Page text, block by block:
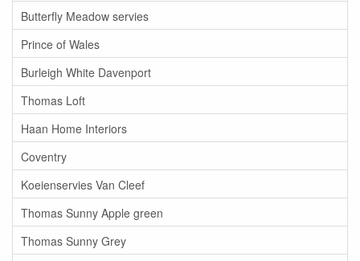
Butterfly Meadow servies
Prince of Wales
Burleigh White Davenport
Thomas Loft
Haan Home Interiors
Coventry
Koeienservies Van Cleef
Thomas Sunny Apple green
Thomas Sunny Grey